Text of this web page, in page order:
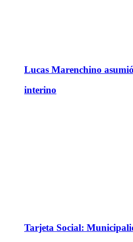
Lucas Marenchino
interino
Tarjeta Social: